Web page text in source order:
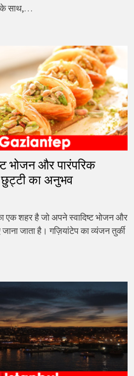
के साथ,…
भोजन और पारंपरिक
का अनुभव
का एक शहर है जो अपने स्वादिष्ट भोजन और
जाता है। गज़ियांटेप का व्यंजन तुर्की